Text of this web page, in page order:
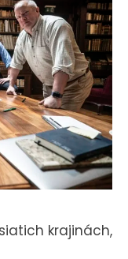
krajinách,